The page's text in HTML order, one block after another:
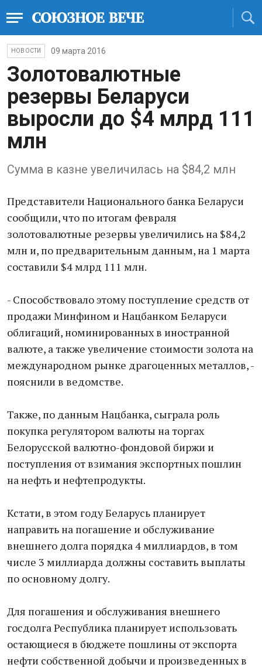
НОВОСТИ 09 марта 2016
Золотовалютные
резервы Беларуси
выросли до $4 млрд 111
млн
С​умма в казне увеличил​а​сь на $84,2 млн
Представители Национального банка Беларуси
сообщили, что по итогам февраля
золотовалютные резервы увеличились на $84,2
млн и, по предварительным данным, на 1 марта
составили $4 млрд 111 млн.
- Способствовало этому поступление средств от
продажи Минфином и Нацбанком Беларуси
облигаций, номинированных в иностранной
валюте, а также увеличение стоимости золота на
международном рынке драгоценных металлов, -
пояснили в ведомстве.
Также, по данным Нацбанка, сыграла роль
покупка регулятором валюты на торгах
Белорусской валютно-фондовой биржи и
поступления от взимания экспортных пошлин
на нефть и нефтепродукты.
Кстати, в этом году Беларусь планирует
направить на погашение и обслуживание
внешнего долга порядка 4 миллиардов, в том
числе 3 миллиарда должны составить выплаты
по основному долгу.
Для погашения и обслуживания внешнего
госдолга ​Ре​спублика планирует использовать
остающиеся в бюджете пошлины от экспорта
нефти собственной добычи и произведенных в ​